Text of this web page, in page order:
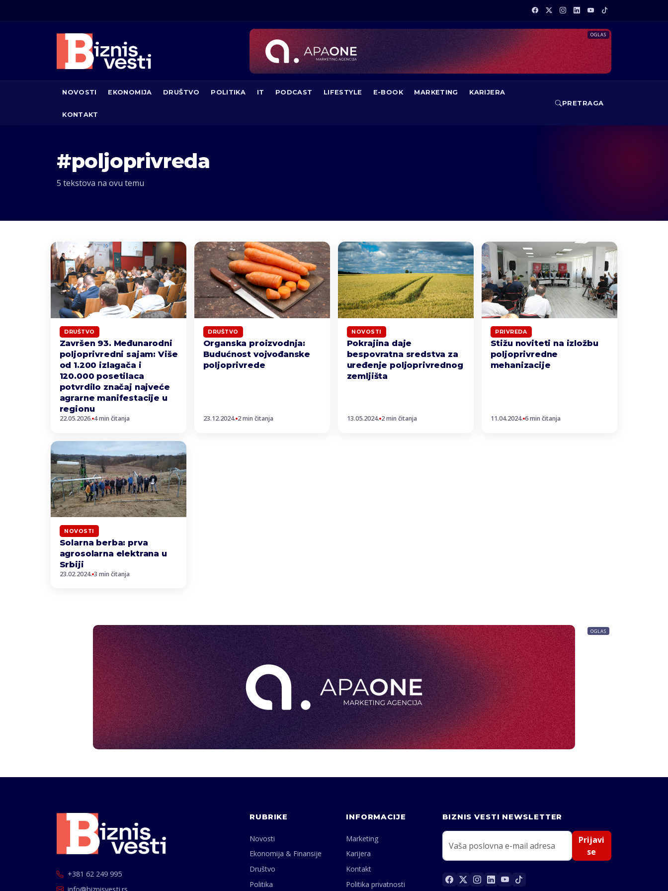
OGLAS
NOVOSTI EKONOMIJA DRUŠTVO POLITIKA IT PODCAST LIFESTYLE E-BOOK MARKETING KARIJERA
KONTAKT
PRETRAGA
#poljoprivreda
5 tekstova na ovu temu
DRUŠTVO
Završen 93. Međunarodni
poljoprivredni sajam: Više
od 1.200 izlagača i
120.000 posetilaca
potvrdilo značaj najveće
agrarne manifestacije u
regionu
22.05.2026. 4 min čitanja
DRUŠTVO
Organska proizvodnja:
Budućnost vojvođanske
poljoprivrede
23.12.2024. 2 min čitanja
NOVOSTI
Pokrajina daje
bespovratna sredstva za
uređenje poljoprivrednog
zemljišta
13.05.2024. 2 min čitanja
PRIVREDA
Stižu noviteti na izložbu
poljoprivredne
mehanizacije
11.04.2024. 6 min čitanja
NOVOSTI
Solarna berba: prva
agrosolarna elektrana u
Srbiji
23.02.2024. 3 min čitanja
OGLAS
+381 62 249 995
RUBRIKE
Novosti
Ekonomija & Finansije
Društvo
Politika
INFORMACIJE
Marketing
Karijera
Kontakt
Politika privatnosti
BIZNIS VESTI NEWSLETTER
Prijavi
se